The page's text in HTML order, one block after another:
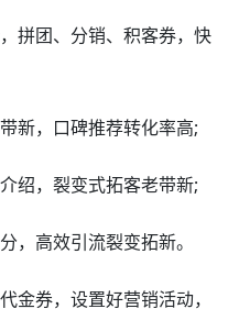
拼团、分销、积客券，快
新，口碑推荐转化率高;
绍，裂变式拓客老带新;
，高效引流裂变拓新。
金券，设置好营销活动，